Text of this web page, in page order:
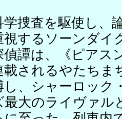
学捜査を駆使し、
視するソーンダイ
偵譚は、《ピアス
載されるやたちま
し、シャーロック
最大のライヴァル